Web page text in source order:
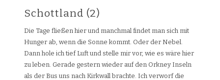
Schottland (2)
Die Tage fließen hier und manchmal findet man sich mit
Hunger ab, wenn die Sonne kommt. Oder der Nebel.
Dann hole ich tief Luft und stelle mir vor, wie es wäre hier
zu leben. Gerade gestern wieder auf den Orkney Inseln
als der Bus uns nach Kirkwall brachte. Ich verworf die